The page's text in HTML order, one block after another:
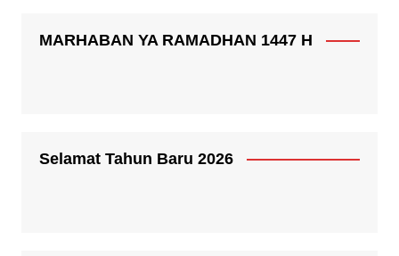
MARHABAN YA RAMADHAN 1447 H
Selamat Tahun Baru 2026